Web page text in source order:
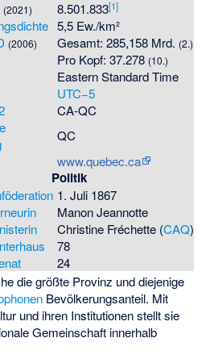
(2021) 8.501.833[1]
5,5 Ew./km²
(2006) Gesamt: 285,158 Mrd. (2.)
Pro Kopf: 37.278 (10.)
Eastern Standard Time
UTC−5
CA-QC
QC
www.quebec.ca
Politik
1. Juli 1867
Manon Jeannotte
Christine Fréchette(CAQ)
78
24
die größte Provinz und diejenige
Bevölkerungsanteil. Mit
und ihren Institutionen stellt sie
Gemeinschaft innerhalb